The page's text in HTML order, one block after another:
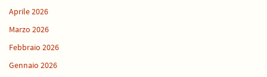
Aprile 2026
Marzo 2026
Febbraio 2026
Gennaio 2026